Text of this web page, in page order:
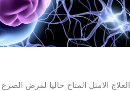
العلاج الامثل المتاح حاليا لمرض